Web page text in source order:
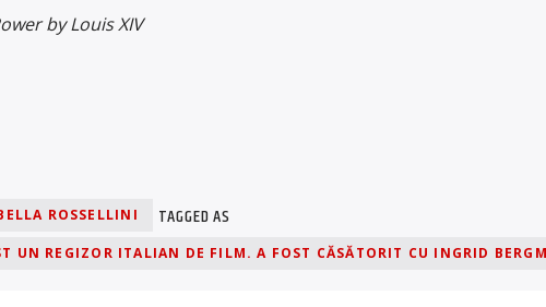
by Louis XIV
TAGGED AS
ROSSELLINI
UN REGIZOR ITALIAN DE FILM. A FOST CĂSĂTORIT CU INGRID